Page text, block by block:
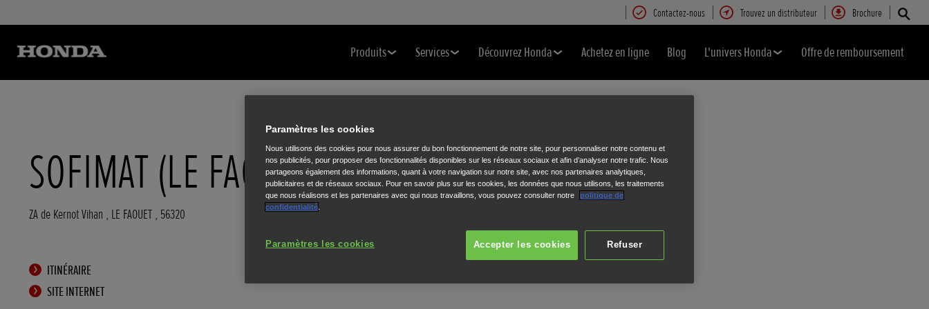
Contactez-nous Trouvez un distributeur Brochure
Produits Services Découvrez Honda Achetez en ligne Blog L'univers Honda Offre de remboursement
SOFIMAT (LE FAOUET)
ZA de Kernot Vihan , LE FAOUET , 56320
ITINÉRAIRE
SITE INTERNET
Paramètres les cookies
Nous utilisons des cookies pour nous assurer du bon fonctionnement de notre site, pour personnaliser notre contenu et
nos publicités, pour proposer des fonctionnalités disponibles sur les réseaux sociaux et afin d’analyser notre trafic. Nous
partageons également des informations, quant à votre navigation sur notre site, avec nos partenaires analytiques,
publicitaires et de réseaux sociaux. Pour en savoir plus sur les cookies, les données que nous utilisons, les traitements
que nous réalisons et les partenaires avec qui nous travaillons, vous pouvez consulter notre
politique de
confidentialité
Refuser
Accepter les cookies
Paramètres les cookies